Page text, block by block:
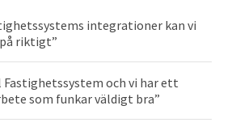
integrationer kan vi
riktigt”
Fastighetssystem och vi har ett
som funkar väldigt bra”